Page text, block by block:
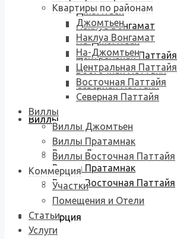
Джомтьен
Наклуа Вонгамат
На-Джомтьен
Центральная Паттайя
Восточная Паттайя
Северная Паттайя
Виллы
Виллы Джомтьен
Виллы Пратамнак
Виллы Восточная Паттайя
Коммерция
Квартиры по районам
Джомтьен
Наклуа Вонгамат
На-Джомтьен
Центральная Паттайя
Восточная Паттайя
Северная Паттайя
Виллы
Виллы Джомтьен
Виллы Пратамнак
Виллы Восточная Паттайя
Коммерция
Участки
Помещения и Отели
Статьи
Услуги